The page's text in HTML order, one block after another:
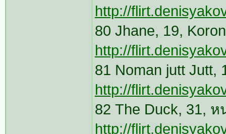
http://
80 Jhane, 19,
http://
http://
82 Τhe Duck, 31,
http://